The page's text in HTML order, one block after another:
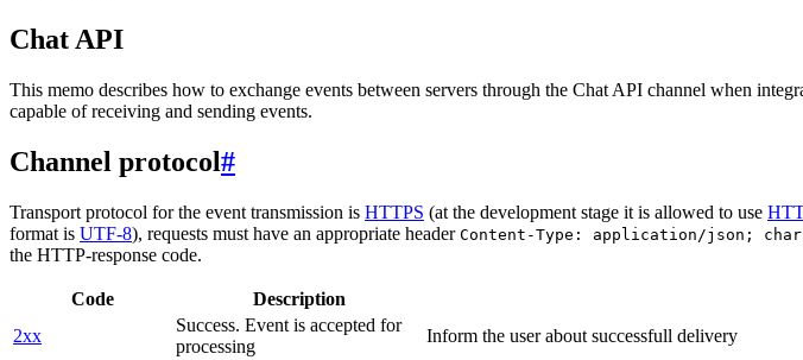
Chat API
This memo describes how to exchange events between servers through the Chat API channel when
capable of receiving and sending events.
Channel protocol#
Transport protocol for the event transmission is HTTPS (at the development stage it is allowed to use
format is UTF-8), requests must have an appropriate header Content-Type: application/json;
the HTTP-response code.
Code Description
2xx
Success. Event is accepted for
processing
Inform the user about successfull delivery